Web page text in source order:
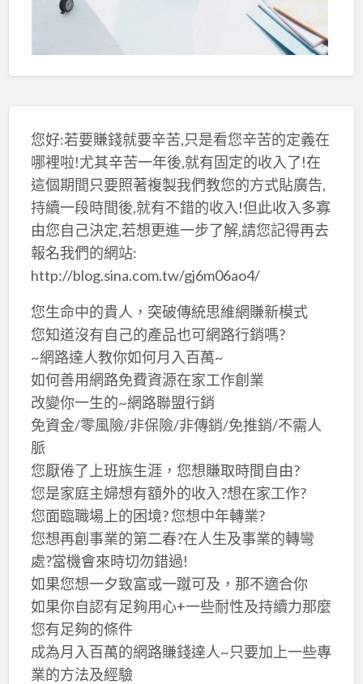
您好:若要賺錢就要辛苦,只是看您辛苦的定義在
哪裡啦!尤其辛苦一年後,就有固定的收入了!在
這個期間只要照著複製我們教您的方式貼廣告,
持續一段時間後,就有不錯的收入!但此收入多寡
由您自己決定,若想更進一步了解,請您記得再去
報名我們的網站:
http://blog.sina.com.tw/gj6m06ao4/
您生命中的貴人，突破傳統思維網賺新模式
您知道沒有自己的產品也可網路行銷嗎?
~網路達人教你如何月入百萬~
如何善用網路免費資源在家工作創業
改變你一生的~網路聯盟行銷
免資金/零風險/非保險/非傳銷/免推銷/不需人
脈
您厭倦了上班族生涯，您想賺取時間自由?
您是家庭主婦想有額外的收入?想在家工作?
您面臨職場上的困境? 您想中年轉業?
您想再創事業的第二春?在人生及事業的轉彎
處?當機會來時切勿錯過!
如果您想一夕致富或一蹴可及，那不適合你
如果你自認有足夠用心+一些耐性及持續力那麼
您有足夠的條件
成為月入百萬的網路賺錢達人~只要加上一些專
業的方法及經驗